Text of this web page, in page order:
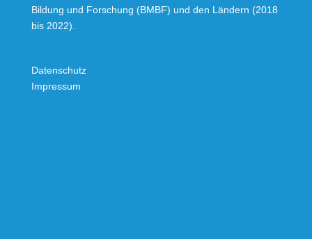
Bildung und Forschung (BMBF) und den Ländern (2018
bis 2022).
Datenschutz
Impressum